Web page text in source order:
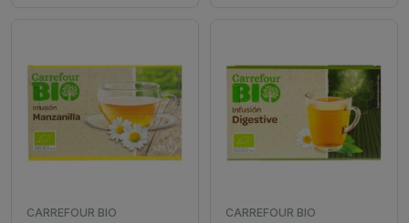
CARREFOUR BIO CARREFOUR BIO